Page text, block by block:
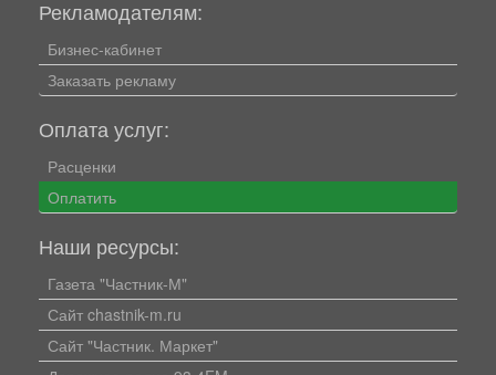
Рекламодателям:
Бизнес-кабинет
Заказать рекламу
Оплата услуг:
Расценки
Оплатить
Наши ресурсы:
Газета "Частник-М"
Сайт chastnik-m.ru
Сайт "Частник. Маркет"